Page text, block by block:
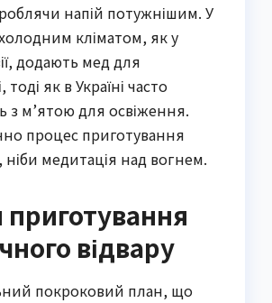
напій потужнішим. У
холодним кліматом, як у
додають мед для
тоді як в Україні часто
з м’ятою для освіження.
процес приготування
ніби медитація над вогнем.
відвару
покроковий план, що